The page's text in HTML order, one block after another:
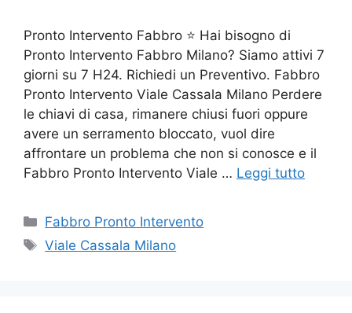
Pronto Intervento Fabbro ⭐ Hai bisogno di
Pronto Intervento Fabbro Milano? Siamo attivi 7
giorni su 7 H24. Richiedi un Preventivo. Fabbro
Pronto Intervento Viale Cassala Milano Perdere
le chiavi di casa, rimanere chiusi fuori oppure
avere un serramento bloccato, vuol dire
affrontare un problema che non si conosce e il
Fabbro Pronto Intervento Viale … Leggi tutto
Categorie
Fabbro Pronto Intervento
Tag
Viale Cassala Milano